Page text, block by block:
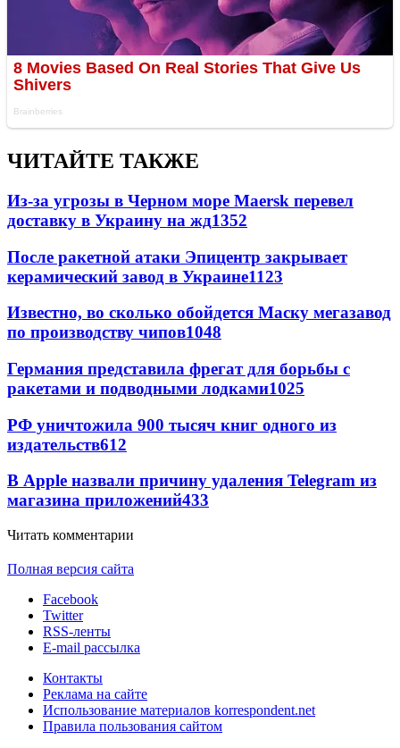
ЧИТАЙТЕ ТАКЖЕ
Из-за угрозы в Черном море Maersk перевел
доставку в Украину на жд1352
После ракетной атаки Эпицентр закрывает
керамический завод в Украине1123
Известно, во сколько обойдется Маску мегазавод
по производству чипов1048
Германия представила фрегат для борьбы с
ракетами и подводными лодками1025
РФ уничтожила 900 тысяч книг одного из
издательств612
В Apple назвали причину удаления Telegram из
магазина приложений433
Читать комментарии
Полная версия сайта
Facebook
Twitter
RSS-ленты
E-mail рассылка
Контакты
Реклама на сайте
Использование материалов korrespondent.net
Правила пользования сайтом